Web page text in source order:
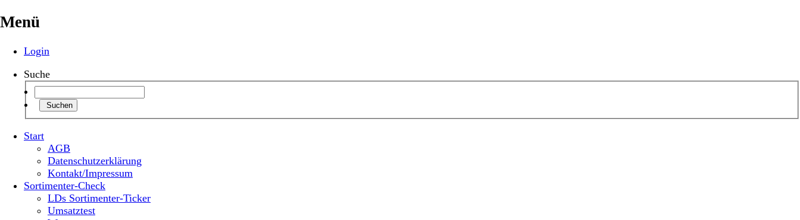
Menü
Login
Suche
Suchen
Start
AGB
Datenschutzerklärung
Kontakt/Impressum
Sortimenter-Check
LDs Sortimenter-Ticker
Umsatztest